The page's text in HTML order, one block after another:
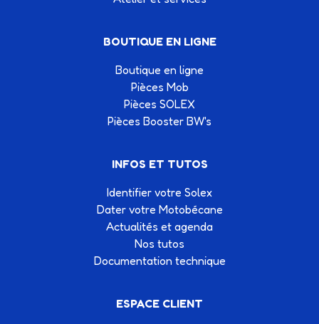
BOUTIQUE EN LIGNE
Boutique en ligne
Pièces Mob
Pièces SOLEX
Pièces Booster BW's
INFOS ET TUTOS
Identifier votre Solex
Dater votre Motobécane
Actualités et agenda
Nos tutos
Documentation technique
ESPACE CLIENT